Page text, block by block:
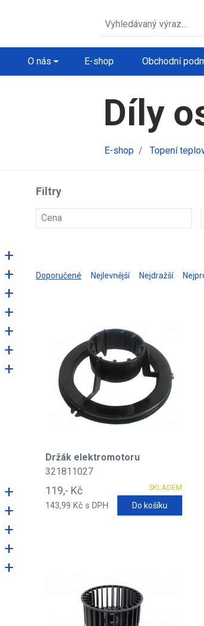
O nás E-shop Obchodní
Díly
E-shop / Topení
+
+
+
+
+
+
+
+
+
+
+
+
Filtry
Cena
Doporučené Nejlevnější Nejdražší
Držák elektromotoru
321811027
SKLADEM
119,- Kč
143,99 Kč s DPH Do košíku